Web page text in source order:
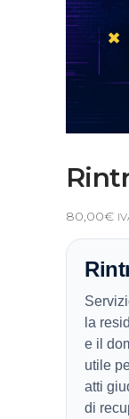
80,00€
la
e il
utile
atti
di